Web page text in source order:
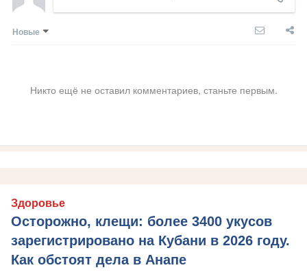
Новые
Никто ещё не оставил комментариев, станьте первым.
Здоровье
Осторожно, клещи: более 3400 укусов
зарегистрировано на Кубани в 2026 году.
Как обстоят дела в Анапе